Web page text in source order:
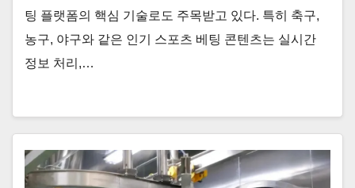
팅 플랫폼의 핵심 기술로도 주목받고 있다. 특히 축구,
농구, 야구와 같은 인기 스포츠 베팅 콘텐츠는 실시간
정보 처리,…